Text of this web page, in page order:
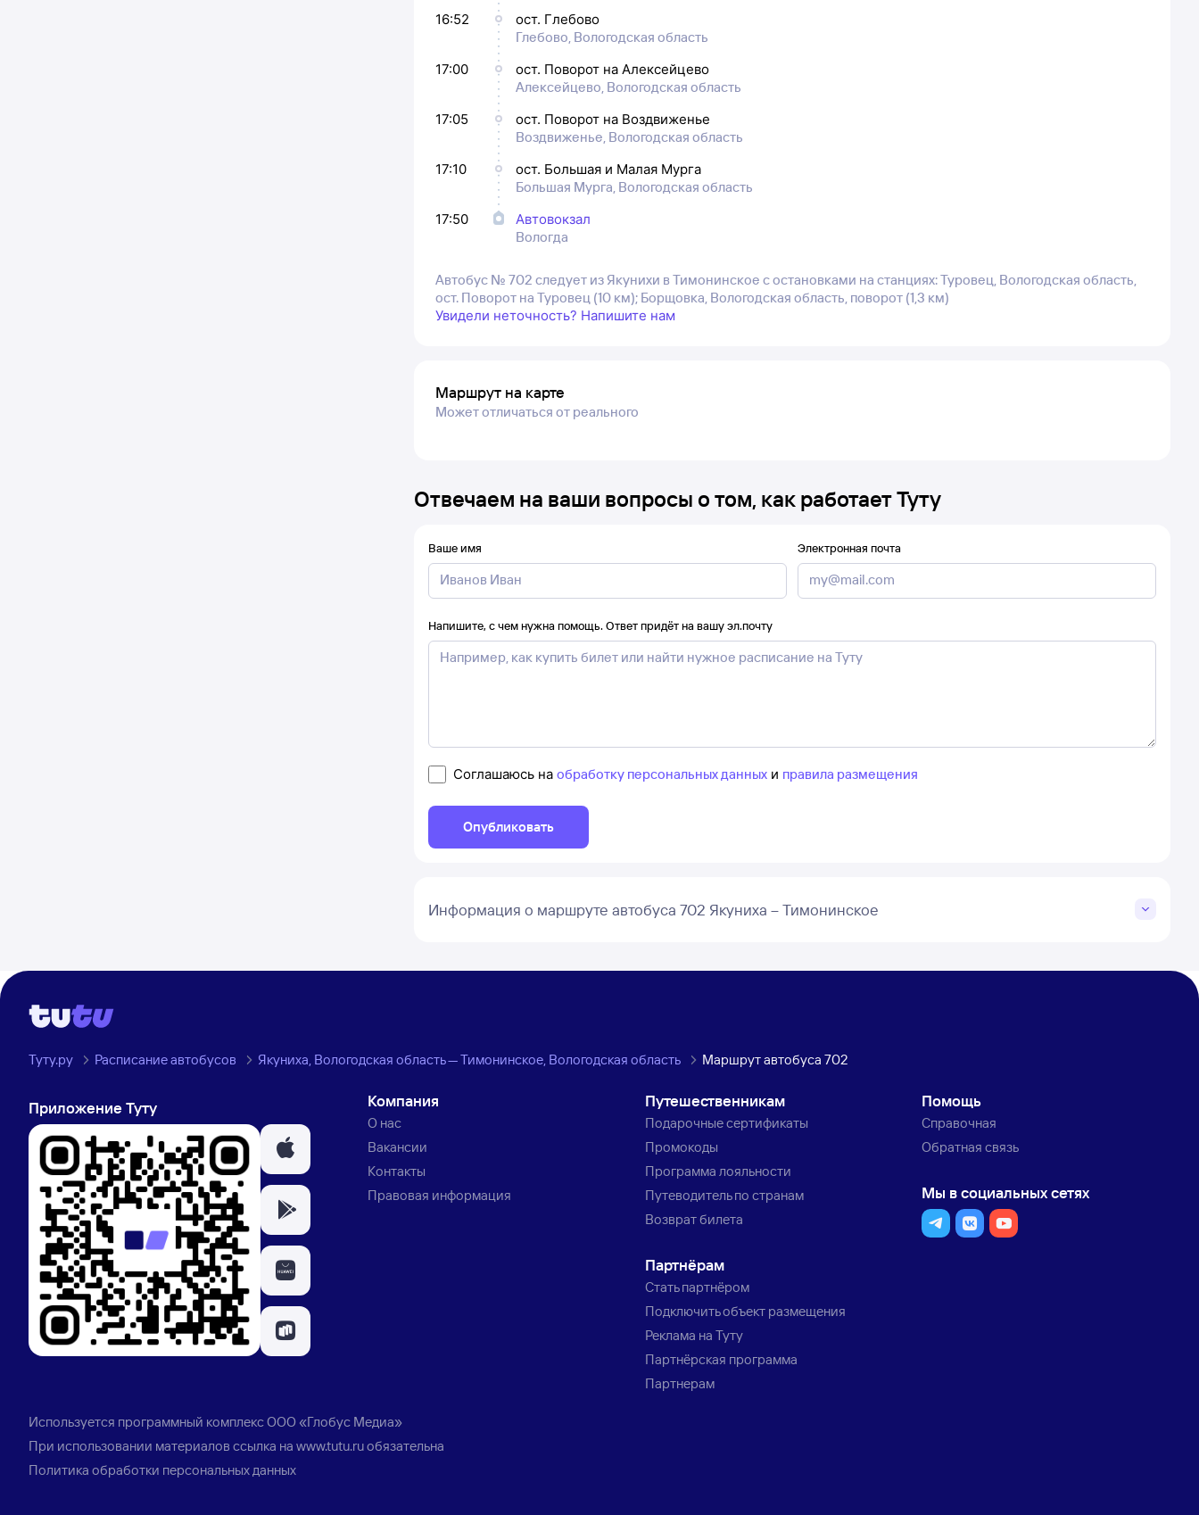
16:52
ост. Глебово
Глебово, Вологодская область
17:00
ост. Поворот на Алексейцево
Алексейцево, Вологодская область
17:05
ост. Поворот на Воздвиженье
Воздвиженье, Вологодская область
17:10
ост. Большая и Малая Мурга
Большая Мурга, Вологодская область
17:50
Автовокзал
Вологда
Автобус № 702 следует из Якунихи в Тимонинское с остановками на станциях: Туровец, Вологодская область,
ост. Поворот на Туровец (10 км); Борщовка, Вологодская область, поворот (1,3 км)
Увидели неточность? Напишите нам
Маршрут на карте
Может отличаться от реального
Отвечаем на ваши вопросы о том, как работает Туту
Ваше имя Электронная почта
Напишите, с чем нужна помощь. Ответ придёт на вашу эл.почту
Соглашаюсь на обработку персональных данных и правила размещения
Опубликовать
Информация о маршруте автобуса 702 Якуниха – Тимонинское
Туту.ру Расписание автобусов Якуниха, Вологодская область — Тимонинское, Вологодская область Маршрут автобуса 702
Приложение Туту Компания
О нас
Вакансии
Контакты
Правовая информация
Путешественникам
Подарочные сертификаты
Промокоды
Программа лояльности
Путеводитель по странам
Возврат билета
Партнёрам
Стать партнёром
Подключить объект размещения
Реклама на Туту
Партнёрская программа
Партнерам
Помощь
Справочная
Обратная связь
Мы в социальных сетях
Используется программный комплексООО «Глобус Медиа»
При использовании материалов ссылка на www.tutu.ruобязательна
Политика обработки персональных данных